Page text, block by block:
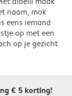
naam, mok
eens iemand
op met een
op je gezicht
€ 5 korting!